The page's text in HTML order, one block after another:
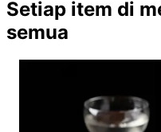
Setiap item di
semua